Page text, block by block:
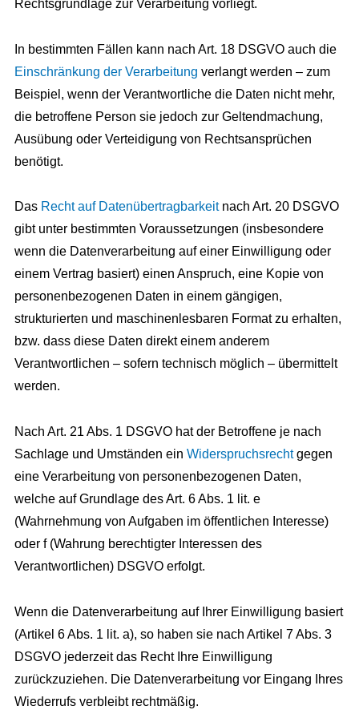
Rechtsgrundlage zur Verarbeitung vorliegt.
In bestimmten Fällen kann nach Art. 18 DSGVO auch die
Einschränkung der Verarbeitung verlangt werden – zum
Beispiel, wenn der Verantwortliche die Daten nicht mehr,
die betroffene Person sie jedoch zur Geltendmachung,
Ausübung oder Verteidigung von Rechtsansprüchen
benötigt.
Das Recht auf Datenübertragbarkeitnach Art. 20 DSGVO
gibt unter bestimmten Voraussetzungen (insbesondere
wenn die Datenverarbeitung auf einer Einwilligung oder
einem Vertrag basiert) einen Anspruch, eine Kopie von
personenbezogenen Daten in einem gängigen,
strukturierten und maschinenlesbaren Format zu erhalten,
bzw. dass diese Daten direkt einem anderem
Verantwortlichen – sofern technisch möglich – übermittelt
werden.
Nach Art. 21 Abs. 1 DSGVO hat der Betroffene je nach
Sachlage und Umständen ein Widerspruchsrechtgegen
eine Verarbeitung von personenbezogenen Daten,
welche auf Grundlage des Art. 6 Abs. 1 lit. e
(Wahrnehmung von Aufgaben im öffentlichen Interesse)
oder f (Wahrung berechtigter Interessen des
Verantwortlichen) DSGVO erfolgt.
Wenn die Datenverarbeitung auf Ihrer Einwilligung basiert
(Artikel 6 Abs. 1 lit. a), so haben sie nach Artikel 7 Abs. 3
DSGVO jederzeit das Recht Ihre Einwilligung
zurückzuziehen. Die Datenverarbeitung vor Eingang Ihres
Wiederrufs verbleibt rechtmäßig.